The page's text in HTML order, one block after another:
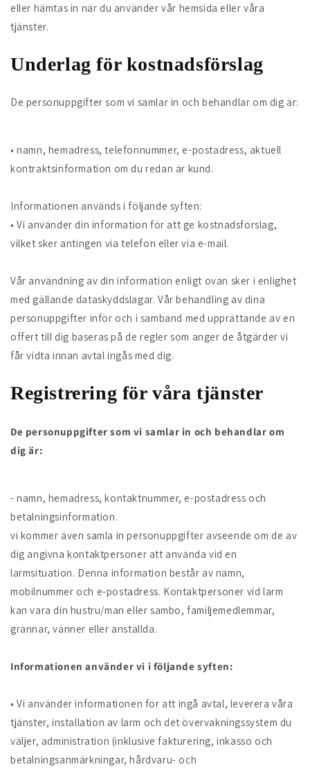
eller hämtas in när du använder vår hemsida eller våra
tjänster.
Underlag för kostnadsförslag
De personuppgifter som vi samlar in och behandlar om dig är:
• namn, hemadress, telefonnummer, e-postadress, aktuell
kontraktsinformation om du redan är kund.
Informationen används i följande syften:
• Vi använder din information för att ge kostnadsförslag,
vilket sker antingen via telefon eller via e-mail.
Vår användning av din information enligt ovan sker i enlighet
med gällande dataskyddslagar. Vår behandling av dina
personuppgifter inför och i samband med upprättande av en
offert till dig baseras på de regler som anger de åtgärder vi
får vidta innan avtal ingås med dig.
Registrering för våra tjänster
De personuppgifter som vi samlar in och behandlar om
dig är:
- namn, hemadress, kontaktnummer, e-postadress och
betalningsinformation.
vi kommer även samla in personuppgifter avseende om de av
dig angivna kontaktpersoner att använda vid en
larmsituation. Denna information består av namn,
mobilnummer och e-postadress. Kontaktpersoner vid larm
kan vara din hustru/man eller sambo, familjemedlemmar,
grannar, vänner eller anställda.
Informationen använder vi i följande syften:
• Vi använder informationen för att ingå avtal, leverera våra
tjänster, installation av larm och det övervakningssystem du
väljer, administration (inklusive fakturering, inkasso och
betalningsanmärkningar, hårdvaru- och